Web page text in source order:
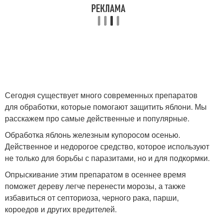
Сегодня существует много современных препаратов
для обработки, которые помогают защитить яблони. Мы
расскажем про самые действенные и популярные.
Обработка яблонь железным купоросом осенью.
Действенное и недорогое средство, которое используют
не только для борьбы с паразитами, но и для подкормки.
Опрыскивание этим препаратом в осеннее время
поможет дереву легче перенести морозы, а также
избавиться от септориоза, черного рака, парши,
короедов и других вредителей.